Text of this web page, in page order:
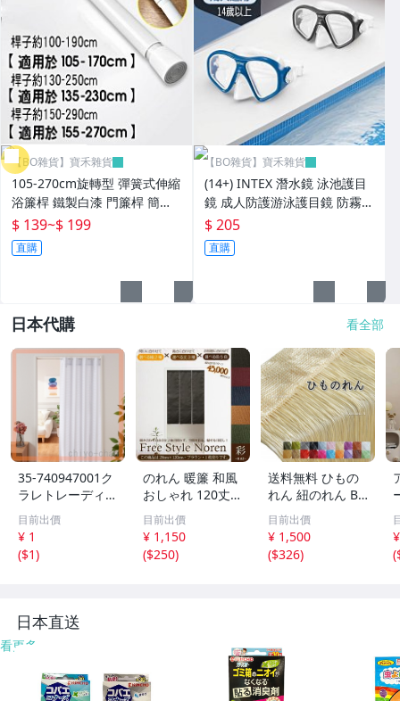
【BO雜貨】寶禾雜貨
105-270cm旋轉型 彈簧式伸縮
浴簾桿 鐵製白漆 門簾桿 簡易
安裝 窗簾桿 浴簾桿 曬衣桿【Y
V61375】BO雜貨
$ 139~$ 199
直購
【BO雜貨】寶禾雜貨
(14+) INTEX 潛水鏡 泳池護目
鏡 成人防護游泳護目鏡 防霧泳
鏡 水上用品 55977【SV6137
4】BO雜貨
$ 205
直購
日本代購 看全部
35-740947001ク
ラレトレーディン
グ 窓際や間仕切
りに簡単設置で節
電対策！カットで
サイズ調整も可！
イト
目前出價
¥ 1
($1)
のれん 暖簾 和風
おしゃれ 120丈
約28×120cm 1枚
単品 組み合わせ
洗える ブラウン
茶 目隠し 間仕切
目前出價
¥ 1,150
($250)
送料無料 ひもの
れん 紐のれん B
アイボリー スト
リングカーテン
目隠し 間仕切り
長さ調節可能 カ
目前出價
¥ 1,500
($326)
(
日本直送
看更多